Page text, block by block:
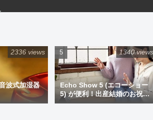
波式加湿器
2336 views
Echo Show 5 (エコーショー
5) が便利！出産結婚のお祝い
にプレゼントもアリです！
1340 views